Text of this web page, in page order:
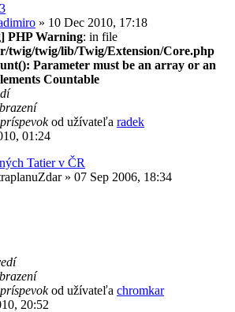
» 10 Dec 2010, 17:18
PHP Warning: in file
twig/twig/lib/Twig/Extension/Core.php
Parameter must be an array or an
Countable
od užívateľa radek
01:24
Tatier v ČR
» 07 Sep 2006, 18:34
od užívateľa chromkar
20:52